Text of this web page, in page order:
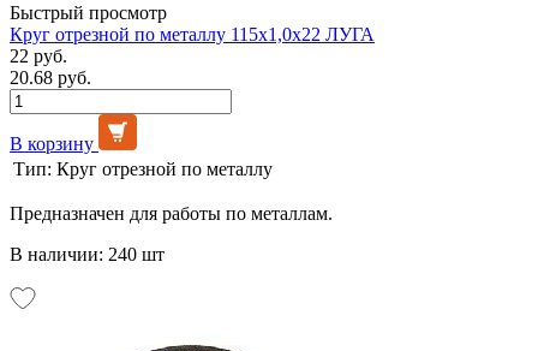
Быстрый просмотр
Круг отрезной по металлу 115х1,0х22 ЛУГА
22 руб.
20.68 руб.
В корзину
Тип: Круг отрезной по металлу
Предназначен для работы по металлам.
В наличии: 240 шт